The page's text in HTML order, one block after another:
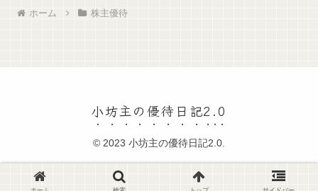
ホーム 株主優待
小坊主の優待日記2.0
© 2023 小坊主の優待日記2.0.